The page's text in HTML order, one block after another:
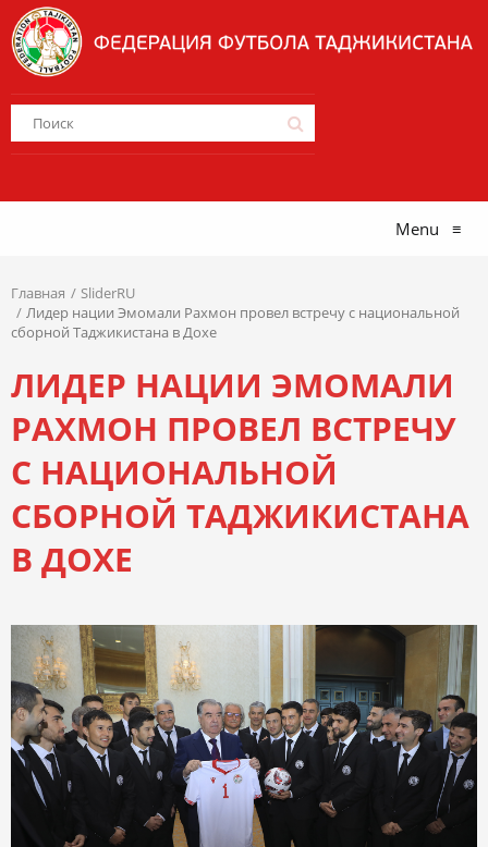
Menu ≡
Главная
SliderRU
Лидер нации Эмомали Рахмон провел встречу с национальной
сборной Таджикистана в Дохе
ЛИДЕР НАЦИИ ЭМОМАЛИ
РАХМОН ПРОВЕЛ ВСТРЕЧУ
С НАЦИОНАЛЬНОЙ
СБОРНОЙ ТАДЖИКИСТАНА
В ДОХЕ